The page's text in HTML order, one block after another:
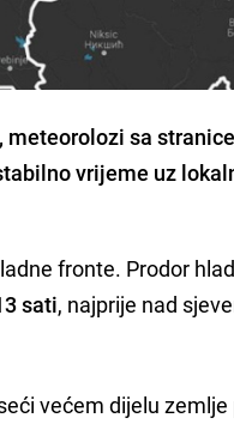
sa
vrijeme uz
fronte. Prodor
sati, najprije nad
većem dijelu